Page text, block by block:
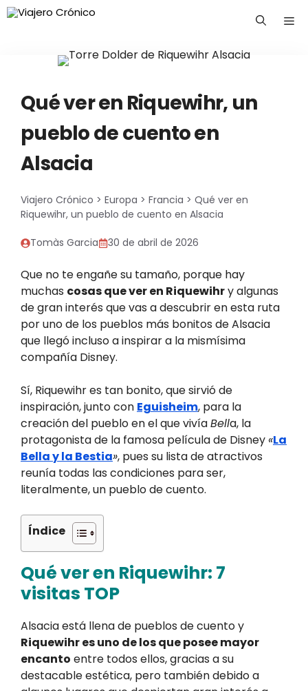
Saltar
Qué ver en Riquewihr, un
pueblo de cuento en
Alsacia
Viajero Crónico > Europa > Francia > Qué ver en
Riquewihr, un pueblo de cuento en Alsacia
Tomàs Garcia 30 de abril de 2026
Que no te engañe su tamaño, porque hay
muchas cosas que ver en Riquewihry algunas
de gran interés que vas a descubrir en esta ruta
por uno de los pueblos más bonitos de Alsacia
que llegó incluso a inspirar a la mismísima
compañía Disney.
Sí, Riquewihr es tan bonito, que sirvió de
inspiración, junto con Eguisheim, para la
creación del pueblo en el que vivíaBella, la
protagonista de la famosa película de Disney «La
Bella y la Bestia», pues su lista de atractivos
reunía todas las condiciones para ser,
literalmente, un pueblo de cuento.
Índice
Qué ver en Riquewihr: 7
visitas TOP
Alsacia está llena de pueblos de cuento y
Riquewihr es uno de los que posee mayor
encanto entre todos ellos, gracias a su
destacable estética, pero también debido a